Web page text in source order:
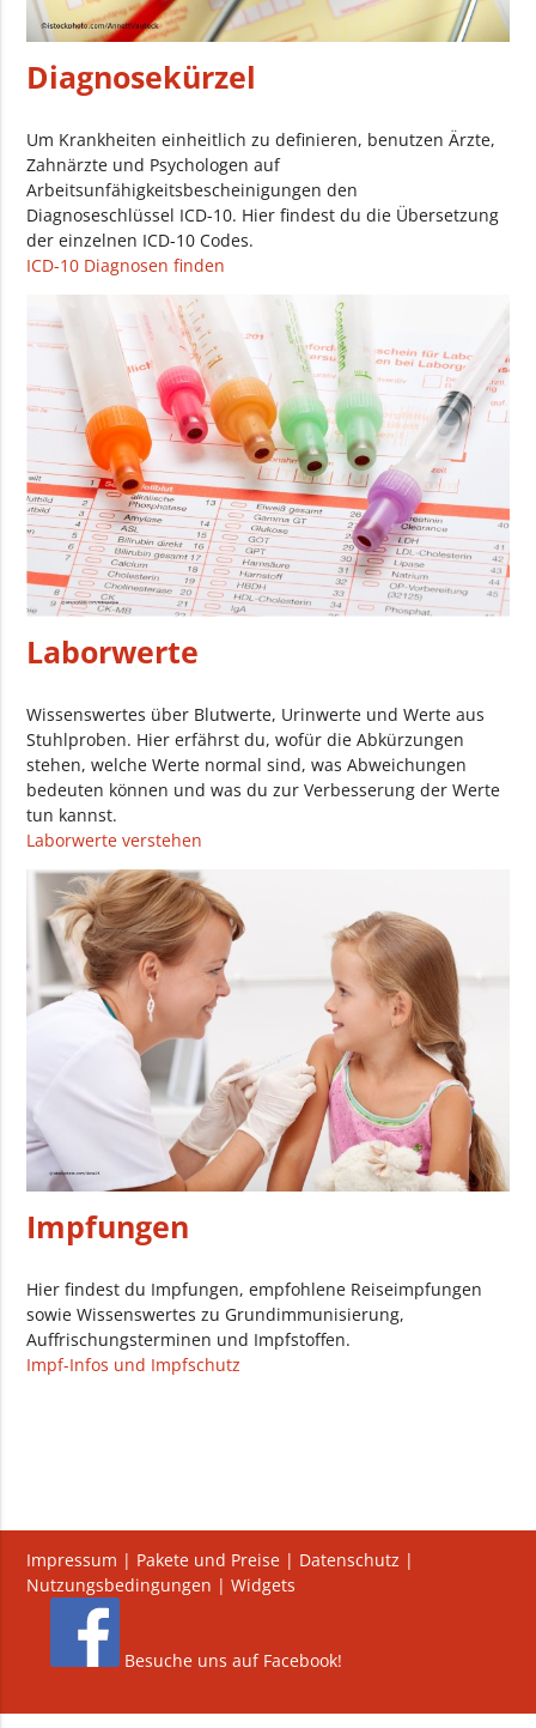
Diagnosekürzel
Um Krankheiten einheitlich zu definieren, benutzen Ärzte,
Zahnärzte und Psychologen auf
Arbeitsunfähigkeitsbescheinigungen den
Diagnoseschlüssel ICD-10. Hier findest du die Übersetzung
der einzelnen ICD-10 Codes.
ICD-10 Diagnosen finden
Laborwerte
Wissenswertes über Blutwerte, Urinwerte und Werte aus
Stuhlproben. Hier erfährst du, wofür die Abkürzungen
stehen, welche Werte normal sind, was Abweichungen
bedeuten können und was du zur Verbesserung der Werte
tun kannst.
Laborwerte verstehen
Impfungen
Hier findest du Impfungen, empfohlene Reiseimpfungen
sowie Wissenswertes zu Grundimmunisierung,
Auffrischungsterminen und Impfstoffen.
Impf-Infos und Impfschutz
Impressum | Pakete und Preise | Datenschutz |
Nutzungsbedingungen |Widgets
Besuche uns auf Facebook!